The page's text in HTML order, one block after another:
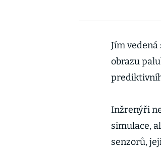
Jím
obrazu
Inžrenýři
simulace,
senzorů,